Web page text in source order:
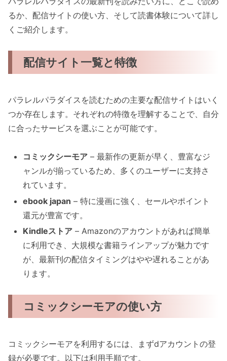
るか、配信サイトの使い方、そして読書体験について詳し
くご紹介します。
配信サイト一覧と特徴
パラレルパラダイスを読むための主要な配信サイトはいく
つか存在します。それぞれの特徴を理解することで、自分
に合ったサービスを選ぶことが可能です。
コミックシーモア – 最新作の更新が早く、豊富なジ
ャンルが揃っているため、多くのユーザーに支持さ
れています。
ebook japan – 特に漫画に強く、セールやポイント
還元が豊富です。
Kindleストア – Amazonのアカウントがあれば簡単
に利用でき、大規模な書籍ラインアップが魅力です
が、最新刊の配信タイミングはやや遅れることがあ
ります。
コミックシーモアの使い方
コミックシーモアを利用するには、まずdアカウントの登
録が必要です。以下は利用手順です。